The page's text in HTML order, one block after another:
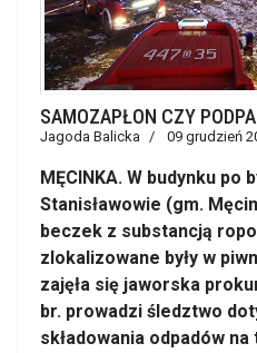
SAMOZAPŁON CZY
Jagoda Balicka 09 grudzień
MĘCINKA. W budynku po
Stanisławowie (gm.
beczek z substancją
zlokalizowane były w
zajęła się jaworska
br. prowadzi śledztwo
składowania odpadów